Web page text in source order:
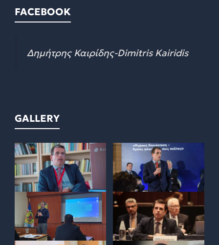
FACEBOOK
Δημήτρης Καιρίδης-Dimitris Kairidis
GALLERY